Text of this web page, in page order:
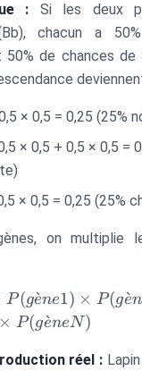
: Si les deux
chacun a
de chances de
× 0,5 = 0,25 (25%
× 0,5 + 0,5 × 0,5 =
× 0,5 = 0,25 (25%
on multiplie
P(ge
ˋne1) × P(ge
ˋn
× P(ge
ˋneN)
réel :